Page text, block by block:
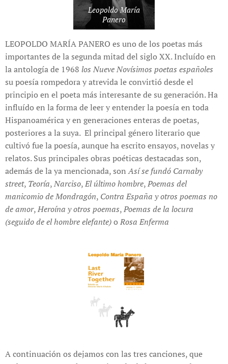
Leopoldo María
Panero
LEOPOLDO MARÍA PANERO es uno de los poetas más
importantes de la segunda mitad del siglo XX. Incluído en
la antología de 1968 los Nueve Novísimos poetas españoles
su poesía rompedora y atrevida le convirtió desde el
principio en el poeta más interesante de su generación. Ha
influído en la forma de leer y entender la poesía en toda
Hispanoamérica y en generaciones enteras de poetas,
posteriores a la suya. El principal género literario que
cultivó fue la poesía, aunque ha escrito ensayos, novelas y
relatos. Sus principales obras poéticas destacadas son,
además de la ya mencionada, sonAsí se fundó Carnaby
street, Teoría,Narciso,El último hombre,Poemas del
manicomio de Mondragón, Contra España y otros poemas no
de amor,Heroína y otros poemas,Poemas de la locura
(seguido de el hombre elefante)o Rosa Enferma
A continuación os dejamos con las tres canciones, que